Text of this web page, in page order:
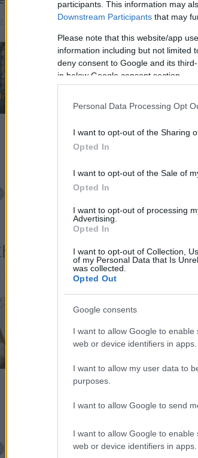
participants. This information may
Downstream Participants that may
Please note that this website/app
information including but not limited
deny consent to Google and its
in below Google consent section.
Personal Data Processing Opt
I want to opt-out of the Sharing
Opted In
I want to opt-out of the Sale of
Opted In
I want to opt-out of processing
Advertising.
Opted In
I want to opt-out of Collection,
of my Personal Data that Is
was collected.
Opted Out
Google consents
I want to allow Google to
web or device identifiers in apps.
I want to allow my user data to
purposes.
I want to allow Google to send
I want to allow Google to
web or device identifiers in apps.
Fülszöveg: A ​Luxemburgi Zsigmond távoli
kiemelkedő tehetséggel végzi tanulmányait,
hogy magas körökben foroghasson, az
Zsigmond ellen összeesküvő főurak
Fülszöveg: Amilyen ​romantikusan hangzó az
lányka hallgat, olyan erős, sőt, provokatívan
hajlamos, bűvös kék szemek mögött
fondorlatok szövevényének kellős közepébe
TOVÁBB